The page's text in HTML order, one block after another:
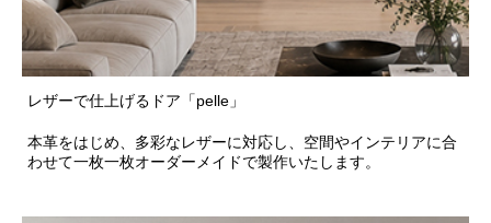
レザーで仕上げるドア「pelle」
本革をはじめ、多彩なレザーに対応し、空間やインテリアに合
わせて一枚一枚オーダーメイドで製作いたします。